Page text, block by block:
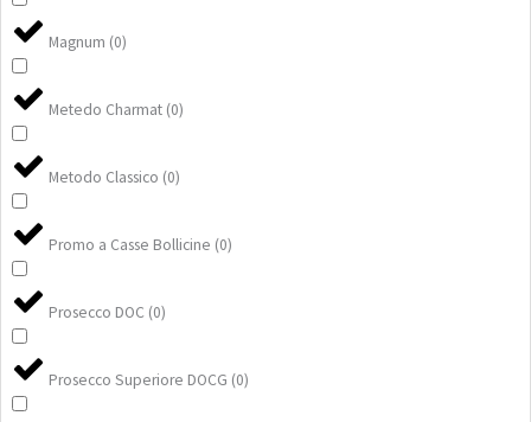
Magnum (0)
Metedo Charmat (0)
Metodo Classico (0)
Promo a Casse Bollicine (0)
Prosecco DOC (0)
Prosecco Superiore DOCG (0)